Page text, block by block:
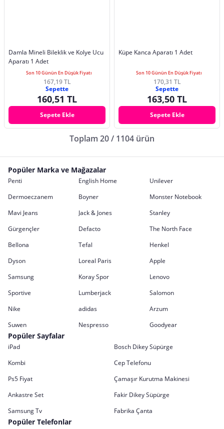
Damla Mineli Bileklik ve Kolye Ucu
Aparatı 1 Adet
Son 10 Günün En Düşük Fiyatı
167,19 TL
Sepette
160,51 TL
Sepete Ekle
Küpe Kanca Aparatı 1 Adet
Son 10 Günün En Düşük Fiyatı
170,31 TL
Sepette
163,50 TL
Sepete Ekle
Toplam 20 / 1104 ürün
Popüler Marka ve Mağazalar
Penti English Home
Unilever
Dermoeczanem
Boyner
Monster Notebook
Mavi Jeans
Jack & Jones
Stanley
Gürgençler
Defacto
The North Face
Bellona
Tefal
Henkel
Dyson
Loreal Paris
Apple
Samsung
Koray Spor
Lenovo
Sportive
Lumberjack
Salomon
Nike
adidas
Arzum
Suwen
Nespresso Goodyear
Popüler Sayfalar
iPad
Bosch Dikey Süpürge
Kombi
Cep Telefonu
Ps5 Fiyat
Çamaşır Kurutma Makinesi
Ankastre Set
Fakir Dikey Süpürge
Samsung Tv
Fabrika Çanta
Popüler Telefonlar